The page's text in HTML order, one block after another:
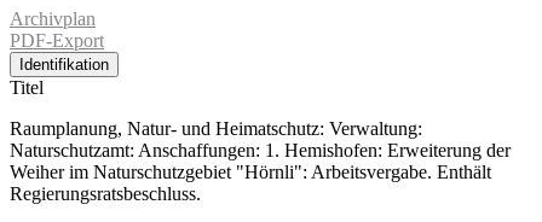
Archivplan
PDF-Export
Identifikation
Titel
Raumplanung, Natur- und Heimatschutz: Verwaltung:
Naturschutzamt: Anschaffungen: 1. Hemishofen: Erweiterung der
Weiher im Naturschutzgebiet "Hörnli": Arbeitsvergabe. Enthält
Regierungsratsbeschluss.